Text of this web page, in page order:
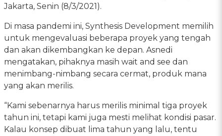
Jakarta, Senin (8/3/2021).
Di masa pandemi ini, Synthesis Development memilih
untuk mengevaluasi beberapa proyek yang tengah
dan akan dikembangkan ke depan. Asnedi
mengatakan, pihaknya masih wait and see dan
menimbang-nimbang secara cermat, produk mana
yang akan merilis.
“Kami sebenarnya harus merilis minimal tiga proyek
tahun ini, tetapi kami juga mesti melihat kondisi pasar.
Kalau konsep dibuat lima tahun yang lalu, tentu